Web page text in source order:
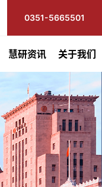
0351-5665501
慧研资讯 关于我们